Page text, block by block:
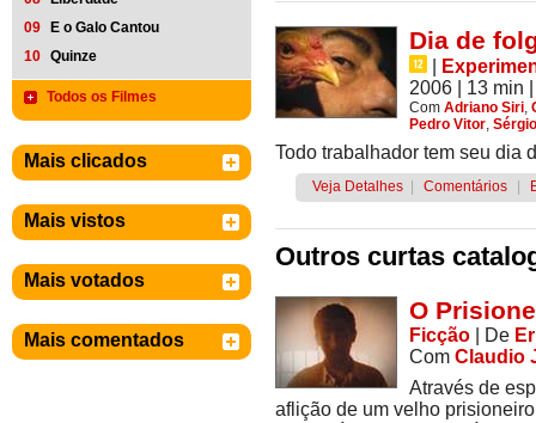
09
E o Galo Cantou
10 Quinze
Todos os Filmes
Mais clicados
Mais vistos
Mais votados
Mais comentados
Dia de
2006
| 13 min
Com Adriano Siri,
Pedro Vitor,
Todo trabalhador tem seu dia
Veja Detalhes Comentários
Outros curtas
O
Ficção De
Com Claudio
Através de
aflição de um velho